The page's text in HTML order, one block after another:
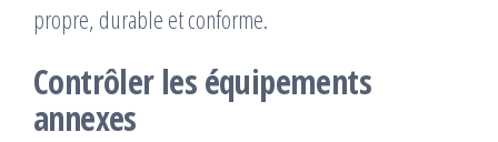
propre, durable et conforme.
Contrôler les équipements
annexes